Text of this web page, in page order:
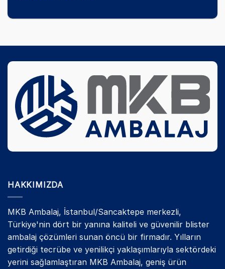
HAKKIMIZDA
MKB Ambalaj, İstanbul/Sancaktepe merkezli,
Türkiye'nin dört bir yanına kaliteli ve güvenilir blister
ambalaj çözümleri sunan öncü bir firmadır. Yılların
getirdiği tecrübe ve yenilikçi yaklaşımlarıyla sektördeki
yerini sağlamlaştıran MKB Ambalaj, geniş ürün